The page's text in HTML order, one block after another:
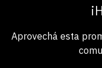
Aprovechá esta